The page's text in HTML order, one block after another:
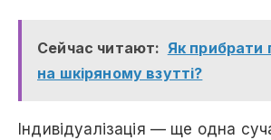
Сейчас читают: Як прибрати
на шкіряному взутті?
Індивідуалізація — ще одна